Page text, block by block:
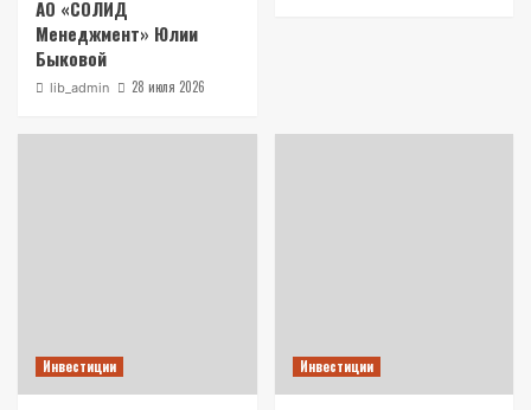
АО «СОЛИД
Менеджмент» Юлии
Быковой
lib_admin 28 июля 2026
Инвестиции Инвестиции